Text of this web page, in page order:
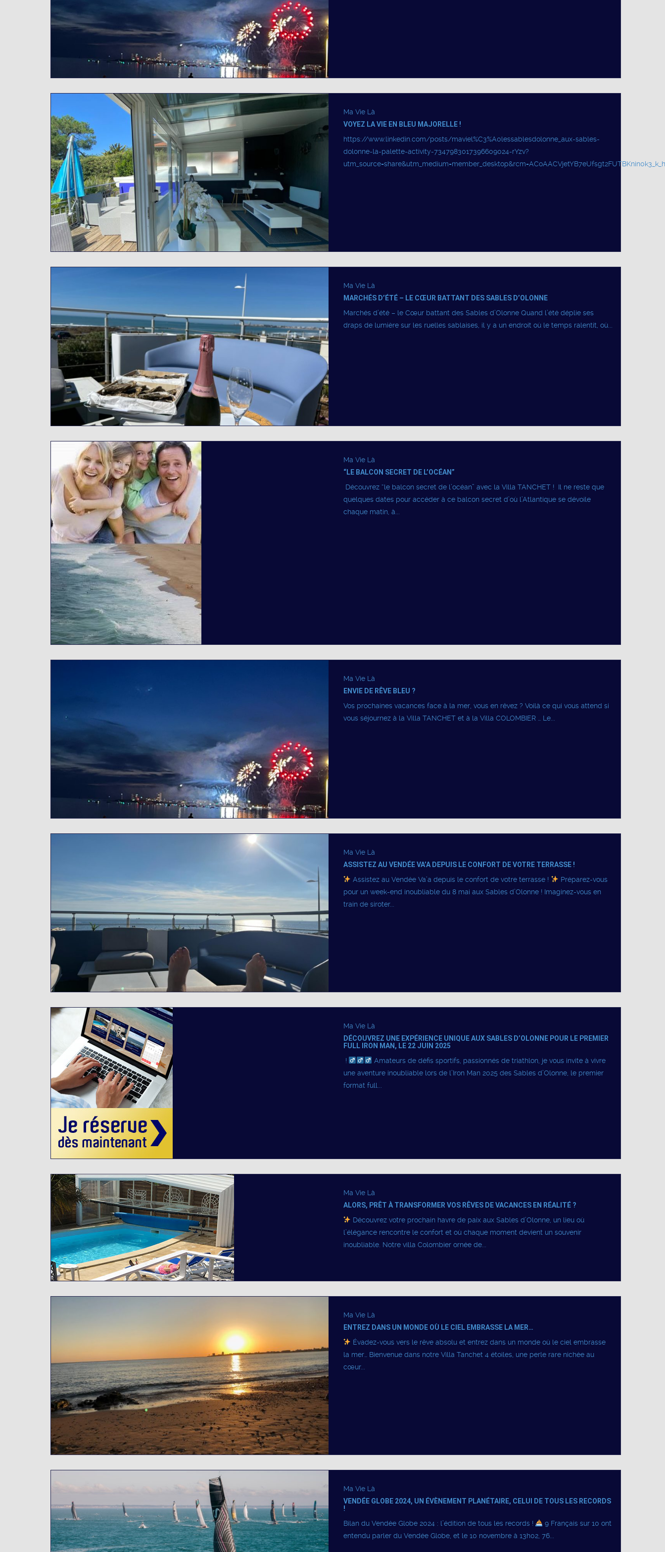
Ma Vie Là
VOYEZ LA VIE EN BLEU MAJORELLE !
https://www.linkedin.com/posts/maviel%C3%A0lessablesdolonne_aux-sables-
dolonne-la-palette-activity-7347983017396609024-rYzv?
Ma Vie Là
MARCHÉS D’ÉTÉ – LE CŒUR BATTANT DES SABLES D’OLONNE
Marchés d’été – le Cœur battant des Sables d’Olonne Quand l’été déplie ses
draps de lumière sur les ruelles sablaises, il y a un endroit où le temps ralentit, où...
Ma Vie Là
“LE BALCON SECRET DE L’OCÉAN”
Découvrez “le balcon secret de l’océan” avec la Villa TANCHET ! Il ne reste que
quelques dates pour accéder à ce balcon secret d’où l’Atlantique se dévoile
chaque matin, à...
Ma Vie Là
ENVIE DE RÊVE BLEU ?
Vos prochaines vacances face à la mer, vous en rêvez ? Voilà ce qui vous attend si
vous séjournez à la Villa TANCHET et à la Villa COLOMBIER … Le...
Ma Vie Là
ASSISTEZ AU VENDÉE VA’A DEPUIS LE CONFORT DE VOTRE TERRASSE !
Assistez au Vendée Va’a depuis le confort de votre terrasse !
Préparez-vous
pour un week-end inoubliable du 8 mai aux Sables d’Olonne ! Imaginez-vous en
train de siroter...
Ma Vie Là
DÉCOUVREZ UNE EXPÉRIENCE UNIQUE AUX SABLES D’OLONNE POUR LE PREMIER
FULL IRON MAN, LE 22 JUIN 2025
! ‍
Amateurs de défis sportifs, passionnés de triathlon, je vous invite à vivre
une aventure inoubliable lors de l’Iron Man 2025 des Sables d’Olonne, le premier
format full...
Ma Vie Là
ALORS, PRÊT À TRANSFORMER VOS RÊVES DE VACANCES EN RÉALITÉ ?
Découvrez votre prochain havre de paix aux Sables d’Olonne, un lieu où
l’élégance rencontre le confort et où chaque moment devient un souvenir
inoubliable. Notre villa Colombier ornée de...
Ma Vie Là
ENTREZ DANS UN MONDE OÙ LE CIEL EMBRASSE LA MER…
Évadez-vous vers le rêve absolu et entrez dans un monde où le ciel embrasse
la mer… Bienvenue dans notre Villa Tanchet 4 étoiles, une perle rare nichée au
cœur...
Ma Vie Là
VENDÉE GLOBE 2024, UN ÉVÈNEMENT PLANÉTAIRE, CELUI DE TOUS LES RECORDS
!
Bilan du Vendée Globe 2024 : l’édition de tous les records !
9 Français sur 10 ont
entendu parler du Vendée Globe, et le 10 novembre à 13h02, 76...